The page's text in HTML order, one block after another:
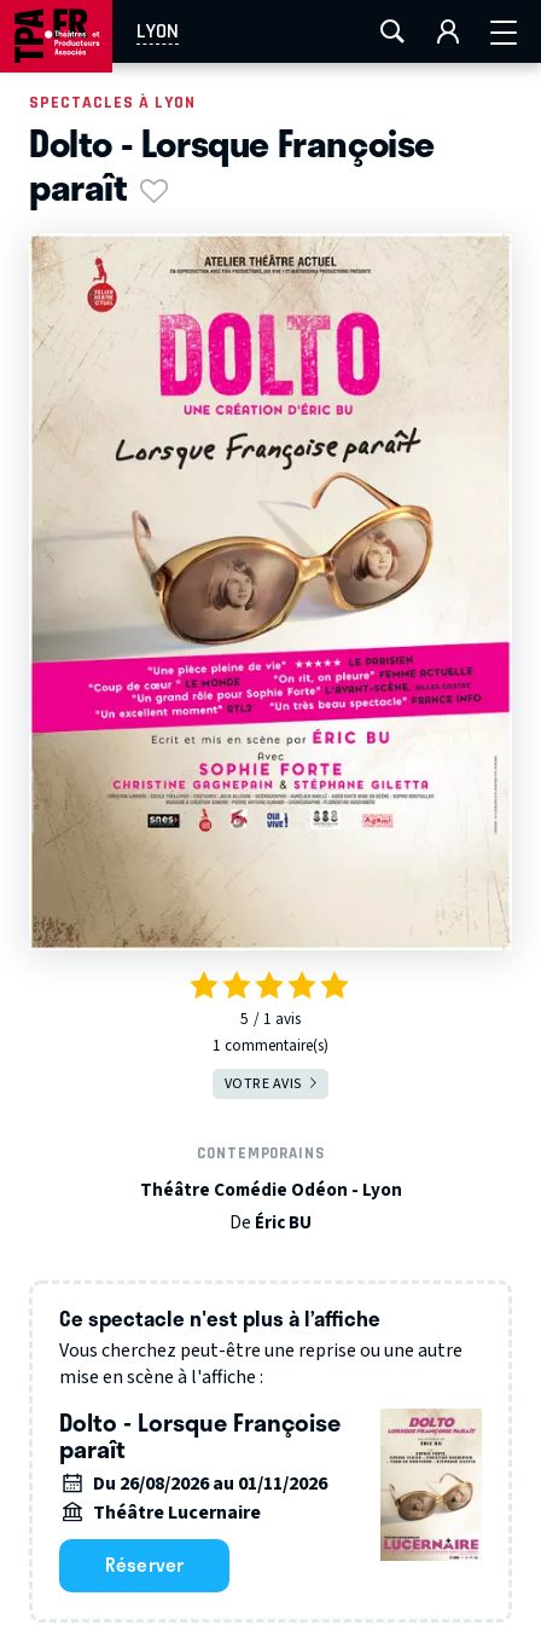
LYON
AIX-MARSEILLE LA ROCHELLE
EN TOURNÉE
5 1 avis
1 commentaire(s)
VOTRE AVIS
SPECTACLES À LYON
Dolto - Lorsque Françoise
paraît
CONTEMPORAINS
Théâtre Comédie Odéon - Lyon
De Éric BU
Ce spectacle n'est plus à l’affiche
Vous cherchez peut-être une reprise ou une autre
mise en scène à l'affiche :
Dolto - Lorsque Françoise
paraît
Du 26/08/2026 au 01/11/2026
Théâtre Lucernaire
Réserver